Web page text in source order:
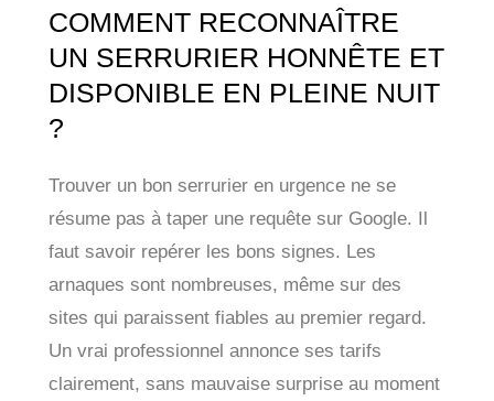
COMMENT RECONNAÎTRE
UN SERRURIER HONNÊTE ET
DISPONIBLE EN PLEINE NUIT
?
Trouver un bon serrurier en urgence ne se
résume pas à taper une requête sur Google. Il
faut savoir repérer les bons signes. Les
arnaques sont nombreuses, même sur des
sites qui paraissent fiables au premier regard.
Un vrai professionnel annonce ses tarifs
clairement, sans mauvaise surprise au moment